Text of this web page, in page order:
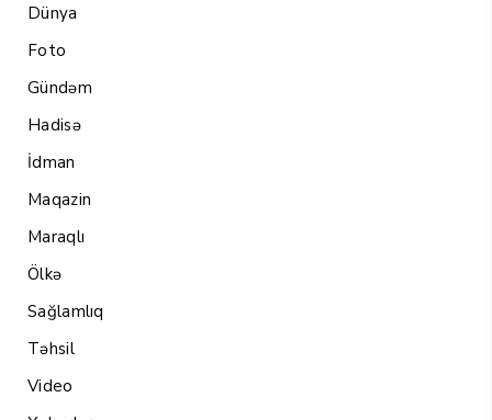
Dünya
Foto
Gündəm
Hadisə
İdman
Maqazin
Maraqlı
Ölkə
Sağlamlıq
Təhsil
Video